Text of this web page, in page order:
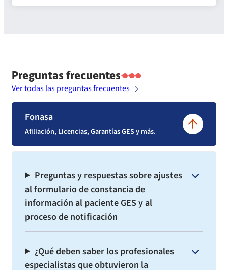
Preguntas frecuentes
Ver todas las preguntas frecuentes
Fonasa
Afiliación, Licencias, Garantías GES y más.
Preguntas y respuestas sobre ajustes
al formulario de constancia de
información al paciente GES y al
proceso de notificación
¿Qué deben saber los profesionales
especialistas que obtuvieron la